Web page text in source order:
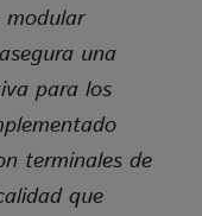
modular
una
para los
terminales de
que